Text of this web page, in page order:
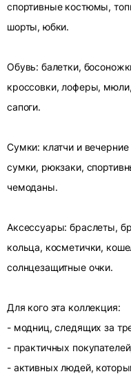
спортивные костюмы,
шорты, юбки.
Обувь: балетки,
кроссовки, лоферы,
сапоги.
Сумки: клатчи и
сумки, рюкзаки,
чемоданы.
Аксессуары: браслеты,
кольца, косметички,
солнцезащитные очки.
Для кого эта коллекция:
- модниц, следящих за
- практичных
- активных людей,